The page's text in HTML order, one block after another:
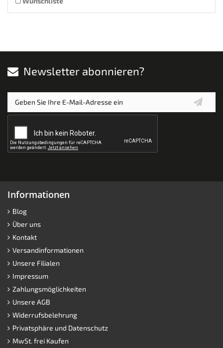
Newsletter abonnieren?
Informationen
Blog
Über uns
Kontakt
Versandinformationen
Unsere Filialen
Impressum
Zahlungsmöglichkeiten
Unsere AGB
Widerrufsbelehrung
Privatsphäre und Datenschutz
MwSt. frei Kaufen